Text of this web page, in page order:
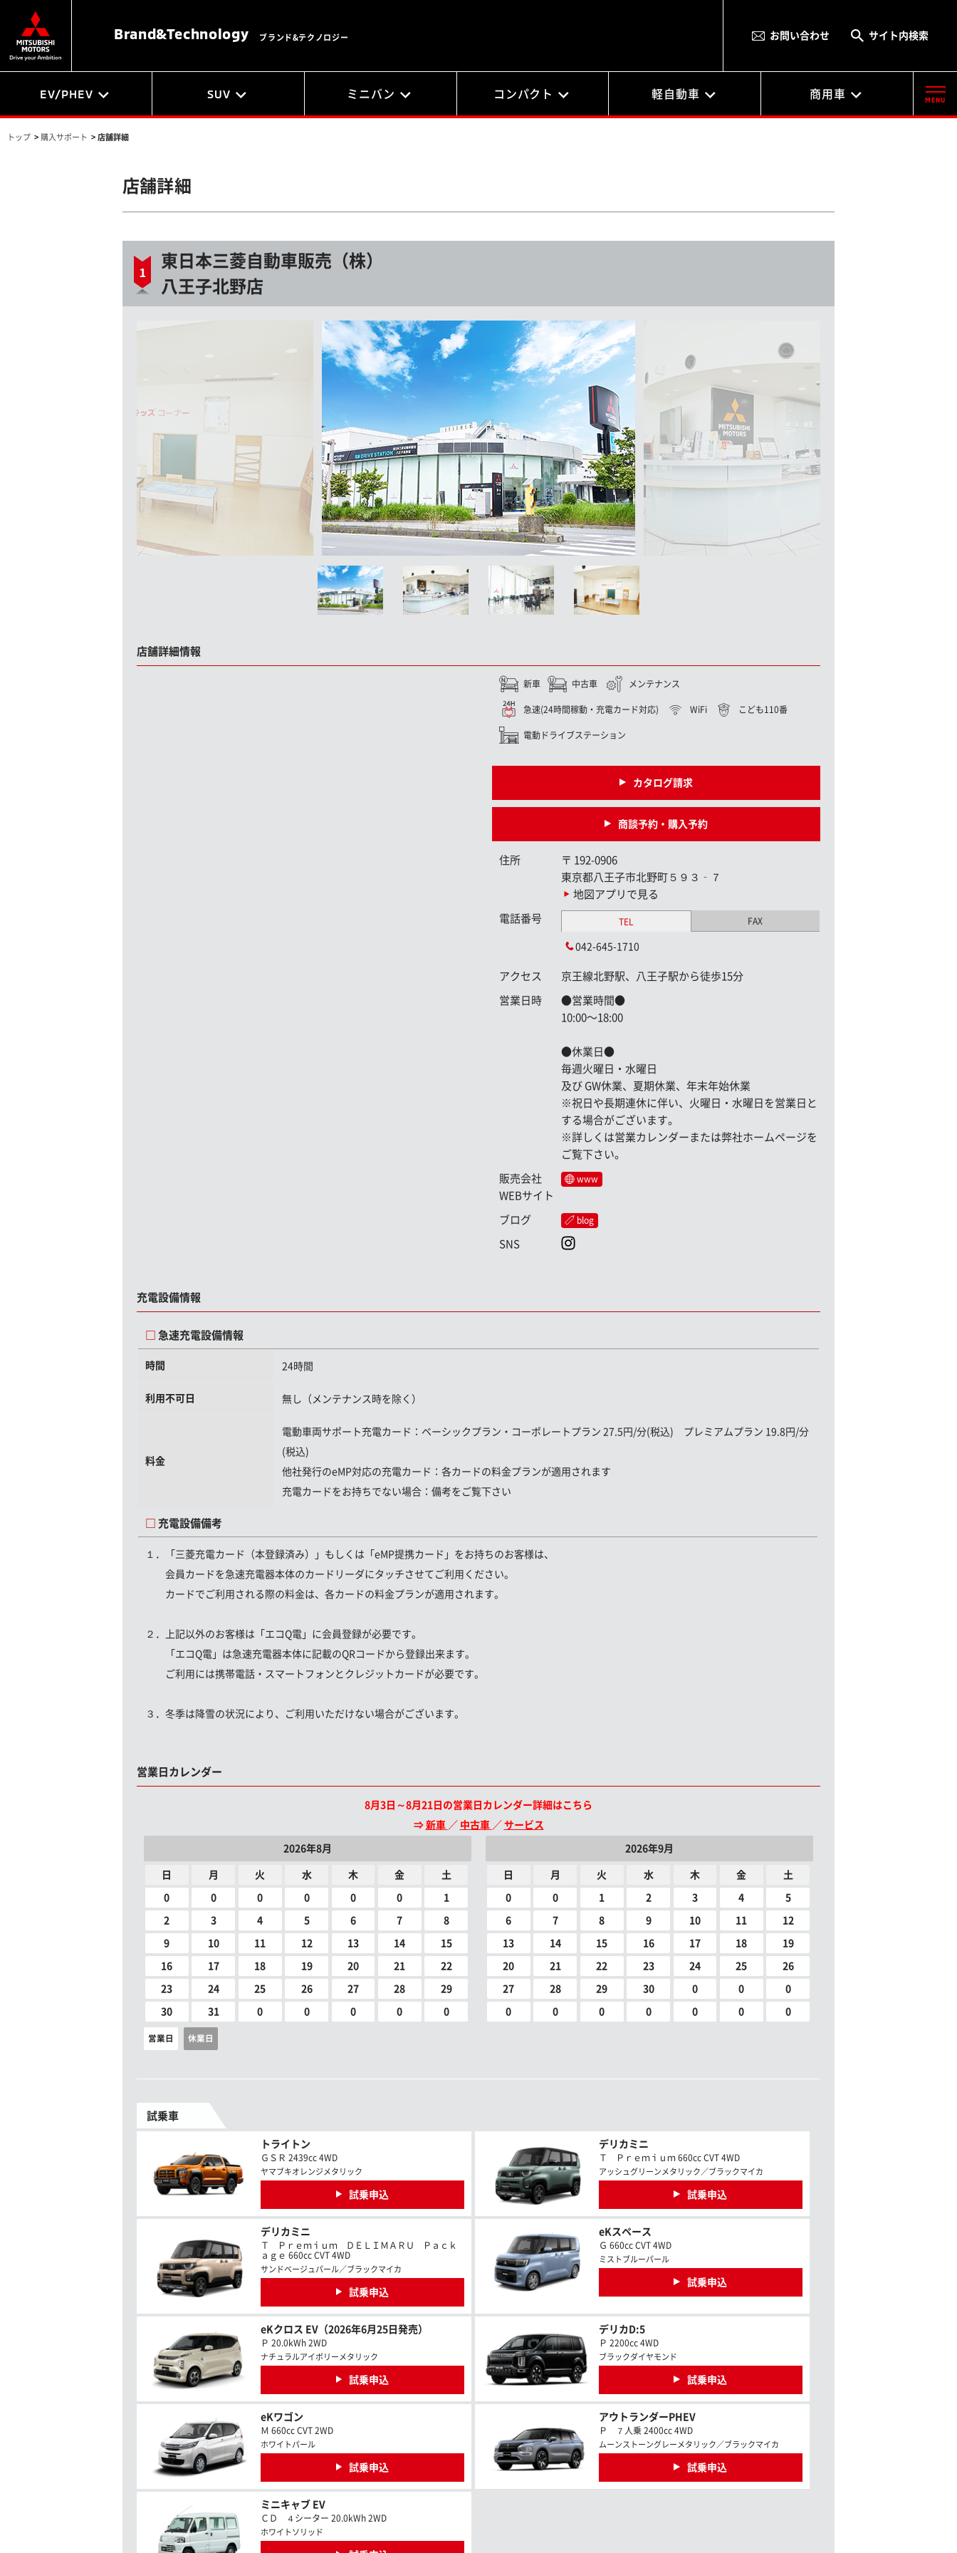
Brand&Technology ブランド&テクノロジー お問い合わせ サイト内検索
EV/PHEV SUV ミニバン コンパクト 軽自動車 商用車
トップ > 購入サポート > 店舗詳細
店舗詳細
東日本三菱自動車販売（株）
八王子北野店
店舗詳細情報
新車 中古車 メンテナンス
急速(24時間稼動・充電カード対応) WiFi こども110番
電動ドライブステーション
カタログ請求
商談予約・購入予約
住所 〒 192-0906
東京都八王子市北野町５９３‐７
地図アプリで見る
電話番号 TEL FAX
042-645-1710
アクセス 京王線北野駅、八王子駅から徒歩15分
営業日時
●営業時間●
10:00〜18:00
●休業日●
毎週火曜日・水曜日
及び GW休業、夏期休業、年末年始休業
※祝日や長期連休に伴い、火曜日・水曜日を営業日と
する場合がございます。
※詳しくは営業カレンダーまたは弊社ホームページを
ご覧下さい。
販売会社
WEBサイト
www
ブログ blog
SNS
充電設備情報
急速充電設備情報
時間 24時間
利用不可日 無し（メンテナンス時を除く）
料金
電動車両サポート充電カード ：ベーシックプラン・コーポレートプラン 27.5円/分(税込) プレミアムプラン 19.8円/分
(税込)
他社発行のeMP対応の充電カード： 各カードの料金プランが適用されます
充電カードをお持ちでない場合： 備考をご覧下さい
充電設備備考
１．「三菱充電カード（本登録済み）」もしくは「eMP提携カード」をお持ちのお客様は、
会員カードを急速充電器本体のカードリーダにタッチさせてご利用ください。
カードでご利用される際の料金は、各カードの料金プランが適用されます。
２．上記以外のお客様は「エコQ電」に会員登録が必要です。
「エコQ電」は急速充電器本体に記載のQRコードから登録出来ます。
ご利用には携帯電話・スマートフォンとクレジットカードが必要です。
３．冬季は降雪の状況により、ご利用いただけない場合がございます。
営業日カレンダー
8月3日～8月21日の営業日カレンダー詳細はこちら
⇒ 新車 ／ 中古車 ／ サービス
2026年8月
日 月 火 水 木 金 土
0 0 0 0 0 0 1
2 3 4 5 6 7 8
9 10 11 12 13 14 15
16 17 18 19 20 21 22
23 24 25 26 27 28 29
30 31 0 0 0 0 0
2026年9月
日 月 火 水 木 金 土
0 0 1 2 3 4 5
6 7 8 9 10 11 12
13 14 15 16 17 18 19
20 21 22 23 24 25 26
27 28 29 30 0 0 0
0 0 0 0 0 0 0
営業日 休業日
試乗車
トライトン
ＧＳＲ 2439cc 4WD
ヤマブキオレンジメタリック
試乗申込
デリカミニ
Ｔ Ｐｒｅｍｉｕｍ 660cc CVT 4WD
アッシュグリーンメタリック／ブラックマイカ
試乗申込
デリカミニ
Ｔ Ｐｒｅｍｉｕｍ ＤＥＬＩＭＡＲＵ Ｐａｃｋ
ａｇｅ 660cc CVT 4WD
サンドベージュパール／ブラックマイカ
試乗申込
eKスペース
Ｇ 660cc CVT 4WD
ミストブルーパール
試乗申込
eKクロス EV（2026年6月25日発売）
Ｐ 20.0kWh 2WD
ナチュラルアイボリーメタリック
試乗申込
デリカD:5
Ｐ 2200cc 4WD
ブラックダイヤモンド
試乗申込
eKワゴン
Ｍ 660cc CVT 2WD
ホワイトパール
試乗申込
アウトランダーPHEV
Ｐ ７人乗 2400cc 4WD
ムーンストーングレーメタリック／ブラックマイカ
試乗申込
ミニキャブ EV
ＣＤ ４シーター 20.0kWh 2WD
ホワイトソリッド